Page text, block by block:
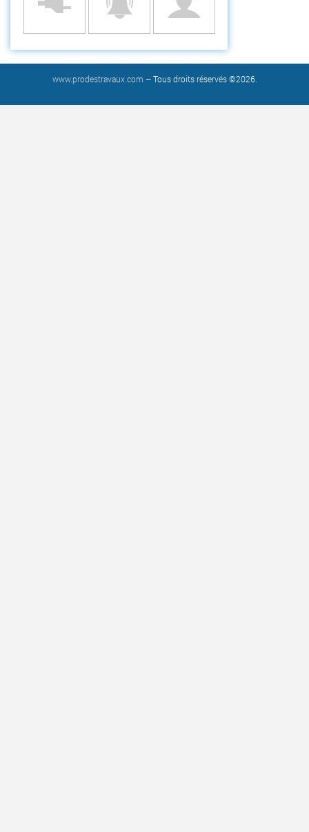
www.prodestravaux.com – Tous droits réservés ©2026.